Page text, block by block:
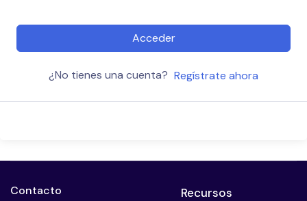
Acceder
¿No tienes una cuenta? Regístrate ahora
Contacto Recursos